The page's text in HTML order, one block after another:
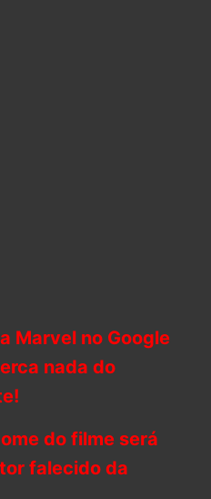
Marvel no Google
nada do
do filme será
falecido da